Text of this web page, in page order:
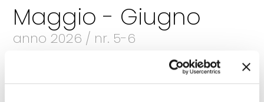
Maggio - Giugno
anno 2026 / nr. 5-6
Sfoglia la rivista